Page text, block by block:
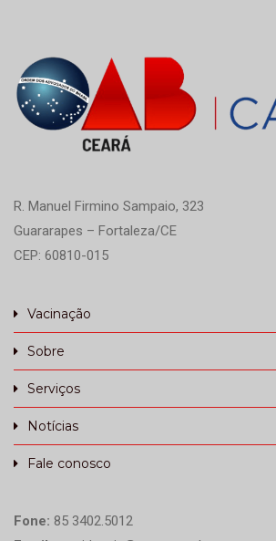
R. Manuel Firmino Sampaio, 323
Guararapes – Fortaleza/CE
CEP: 60810-015
Vacinação
Sobre
Serviços
Notícias
Fale conosco
Fone: 85 3402.5012